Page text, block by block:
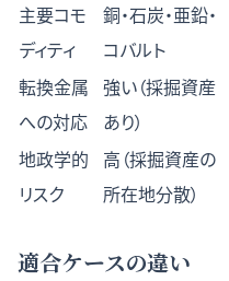
主要コモ
ディティ
銅・石炭・亜鉛・
コバルト
転換金属
への対応
強い（採掘資産
あり）
地政学的
リスク
高（採掘資産の
所在地分散）
適合ケースの違い